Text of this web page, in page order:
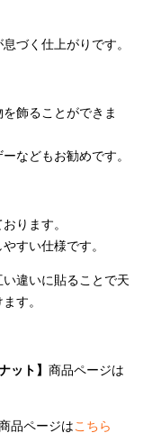
づく仕上がりです。
飾ることができま
などもお勧めです。
ります。
すい仕様です。
違いに貼ることで天
す。
ット】 商品ページは
品ページはこちら